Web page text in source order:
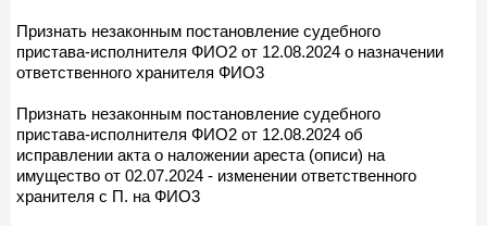
Признать незаконным постановление судебного
пристава-исполнителя ФИО2 от 12.08.2024 о назначении
ответственного хранителя ФИО3
Признать незаконным постановление судебного
пристава-исполнителя ФИО2 от 12.08.2024 об
исправлении акта о наложении ареста (описи) на
имущество от 02.07.2024 - изменении ответственного
хранителя с П. на ФИО3